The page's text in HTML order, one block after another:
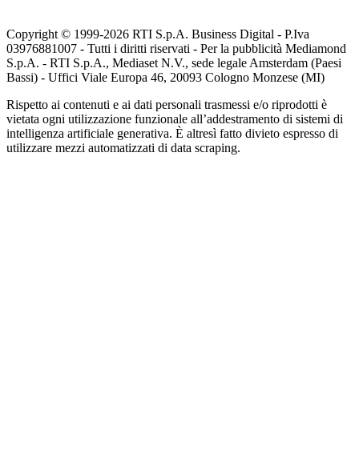
Copyright © 1999-2026 RTI S.p.A. Business Digital - P.Iva
03976881007 - Tutti i diritti riservati - Per la pubblicità Mediamond
S.p.A. - RTI S.p.A., Mediaset N.V., sede legale Amsterdam (Paesi
Bassi) - Uffici Viale Europa 46, 20093 Cologno Monzese (MI)
Rispetto ai contenuti e ai dati personali trasmessi e/o riprodotti è
vietata ogni utilizzazione funzionale all’addestramento di sistemi di
intelligenza artificiale generativa. È altresì fatto divieto espresso di
utilizzare mezzi automatizzati di data scraping.